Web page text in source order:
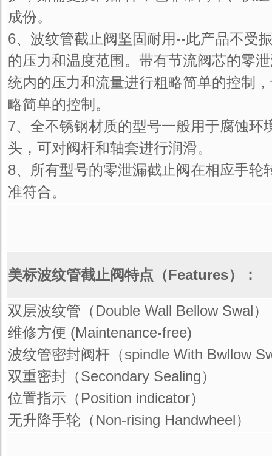
成份。
6、波纹管截止阀坚固耐用--此产品不受
的压力和温度范围。带有节流阀芯的零
统内的压力和流量进行粗略简单的控制
略简单的控制。
7、全不锈钢材质的型号一般用于腐蚀环
头，可对阀杆和轴套进行润滑。
8、所有型号的零泄漏截止阀在相应手轮
准符合。
美标波纹管截止阀特点（Features）：
双层波纹管（Double Wall Bellow Swal）
维修方便 (Maintenance-free)
波纹管密封阀杆（spindle With Bwllow
双重密封（Secondary Sealing）
位置指示（Position indicator）
无升降手轮（Non-rising Handwheel）